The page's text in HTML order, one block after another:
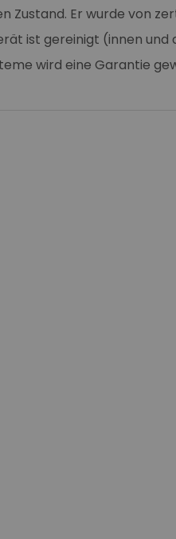
Er wurde von
ist gereinigt (innen
wird eine Garantie